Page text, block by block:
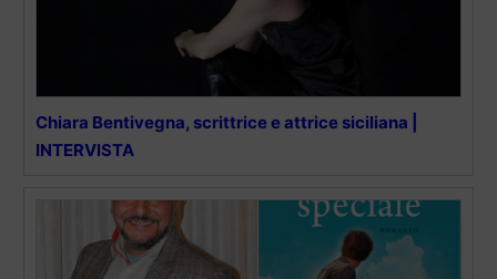
Chiara Bentivegna, scrittrice e attrice siciliana |
INTERVISTA